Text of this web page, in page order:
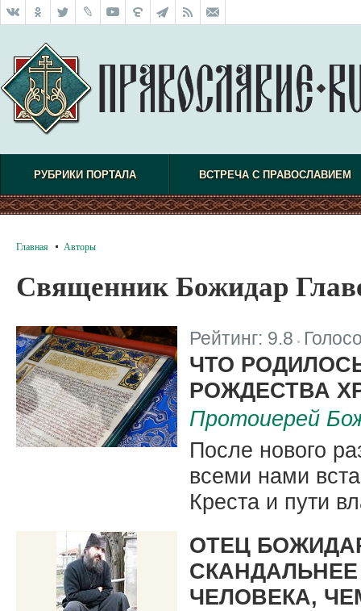
РУБРИКИ ПОРТАЛА ВСТРЕЧА С ПРАВОСЛАВИЕМ
Главная Авторы
Священник Божидар
Рейтинг: 9.8
ЧТО
РОЖДЕСТВА
Протоиерей
После нового
всеми нами
Креста и пути
ОТЕЦ
ЧЕЛОВЕКА,